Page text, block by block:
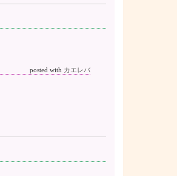
posted with カエレバ